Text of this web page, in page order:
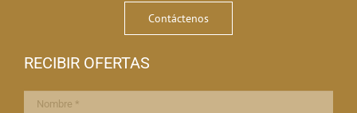
Contáctenos
RECIBIR OFERTAS